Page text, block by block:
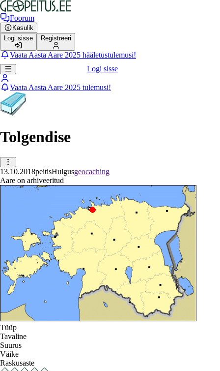
Foorum
Kasulik
Logi sisse
Registreeri
Vaata Aasta Aare 2025 hääletustulemusi!
Logi sisse
Vaata Aasta Aare 2025 tulemusi!
Tolgendise
13.10.2018peitisHulgusgeocaching
Aare on arhiveeritud
Tüüp
Tavaline
Suurus
Väike
Raskusaste